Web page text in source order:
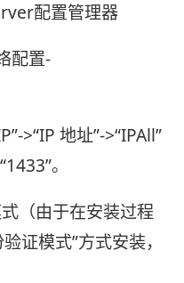
配置管理器
配置-
>“IP 地址”->“IPAll”
。
（由于在安装过程
证模式”方式安装，